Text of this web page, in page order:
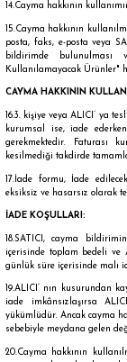
14.Cayma hakkının
15.Cayma hakkının
posta, faks, e-posta veya
bildirimde bulunulması
Kullanılamayacak Ürünler"
CAYMA HAKKININ
16.3. kişiye veya ALICI’ ya
kurumsal ise, iade
gerekmektedir. Faturası
kesilmediği takdirde
17.İade formu, İade
eksiksiz ve hasarsız olarak
İADE KOŞULLARI:
18.SATICI, cayma
içerisinde toplam bedeli ve
günlük süre içerisinde malı
19.ALICI’ nın kusurundan
iade imkânsızlaşırsa
yükümlüdür. Ancak cayma
sebebiyle meydana gelen
20.Cayma hakkının